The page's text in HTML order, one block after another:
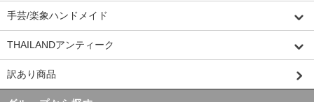
手芸/楽象ハンドメイド
THAILANDアンティーク
訳あり商品